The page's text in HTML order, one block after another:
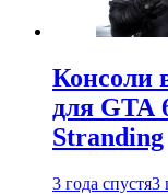
Консоли
для GTA
Stranding
3 года спустя3